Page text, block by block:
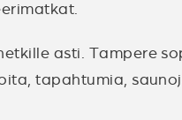
asti. Tampere
tapahtumia,